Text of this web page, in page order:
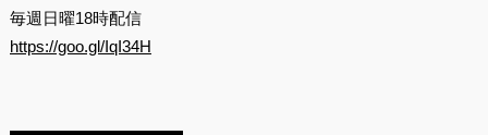
毎週日曜18時配信
https://goo.gl/IqI34H